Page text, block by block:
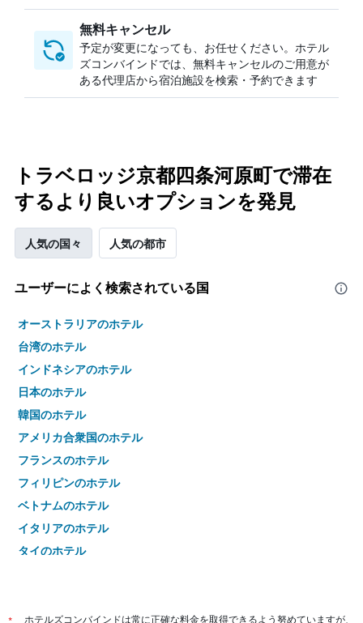
無料キャンセル
予定が変更になっても、お任せください。ホテル
ズコンバインドでは、無料キャンセルのご用意が
ある代理店から宿泊施設を検索・予約できます
トラベロッジ京都四条河原町で滞在
するより良いオプションを発見
人気の国々 人気の都市
ユーザーによく検索されている国
オーストラリアのホテル
台湾のホテル
インドネシアのホテル
日本のホテル
韓国のホテル
アメリカ合衆国のホテル
フランスのホテル
フィリピンのホテル
ベトナムのホテル
イタリアのホテル
タイのホテル
ホテルズコンバインドは常に正確な料金を取得できるよう努めていますが、